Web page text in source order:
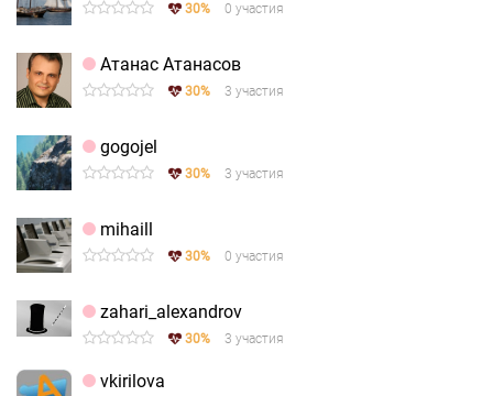
30% 0 участия
Атанас Атанасов
30% 3 участия
gogojel
30% 3 участия
mihaill
30% 0 участия
zahari_alexandrov
30% 3 участия
vkirilova